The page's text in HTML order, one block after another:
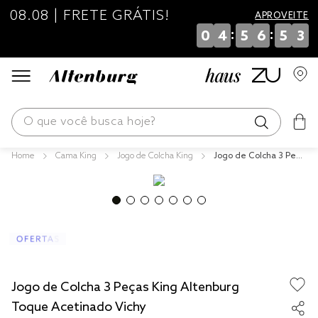
08.08 | FRETE GRÁTIS! APROVEITE
0 4 : 5 6 : 5 3
O que você busca hoje?
Cama King Jogo de Colcha King
Jogo de Colcha 3 Peça
Jogo de Colcha 3 Peças King Altenburg
Toque Acetinado Vichy
edredom
travesseiro